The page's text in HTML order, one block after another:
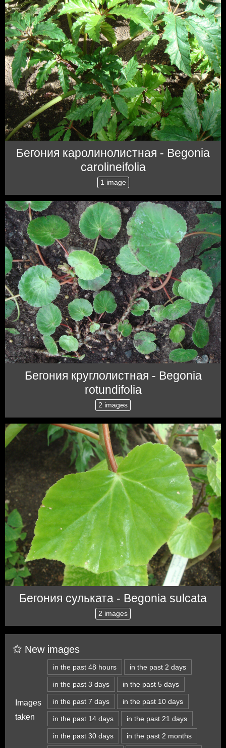
Бегония каролинолистная - Begonia
carolineifolia
1 image
Бегония круглолистная - Begonia
rotundifolia
2 images
Бегония сульката - Begonia sulcata
2 images
New images
Images
taken
in the past 48 hours in the past 2 days
in the past 3 days in the past 5 days
in the past 7 days in the past 10 days
in the past 14 days in the past 21 days
in the past 30 days in the past 2 months